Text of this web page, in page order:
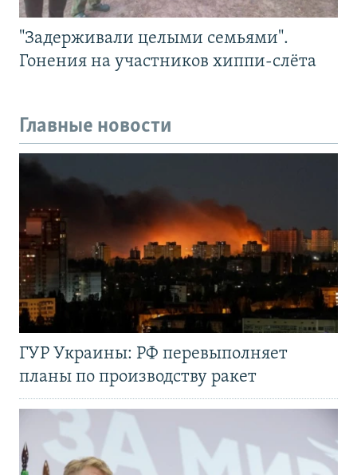
"Задерживали целыми семьями".
Гонения на участников хиппи-слёта
Главные новости
ГУР Украины: РФ перевыполняет
планы по производству ракет